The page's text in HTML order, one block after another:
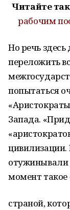
Читайте
рабочим
Но речь
переложить
попытаться
Запада.
цивилизации.
отужинывали
момент такое
страной,